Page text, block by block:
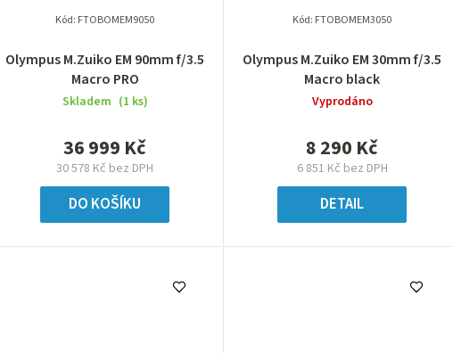
Olympus M.Zuiko EM 90mm f/3.5
Macro PRO
Skladem (1 ks)
30 578 Kč bez DPH
36 999 Kč
DO KOŠÍKU
Kód: FTOBOMEM9050
Olympus M.Zuiko EM 30mm f/3.5
Macro black
Vyprodáno
6 851 Kč bez DPH
8 290 Kč
DETAIL
Kód: FTOBOMEM3050